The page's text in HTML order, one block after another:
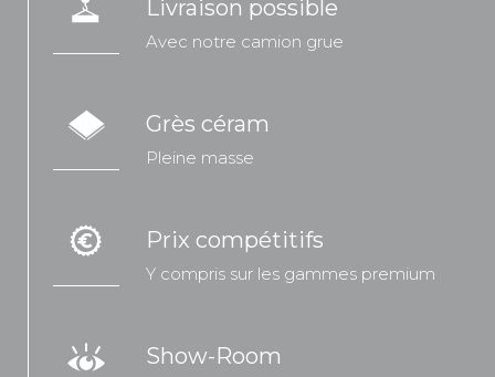
Livraison possible
Avec notre camion grue
Grès céram
Pleine masse
Prix compétitifs
Y compris sur les gammes premium
Show-Room